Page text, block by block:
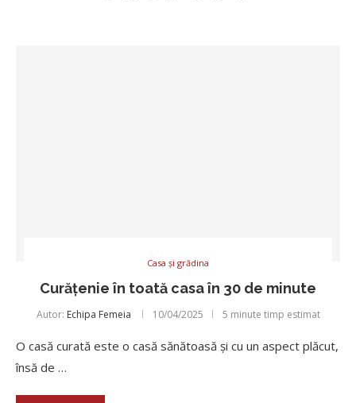
Casa și grădina
Curățenie în toată casa în 30 de minute
Autor: Echipa Femeia 10/04/2025 5 minute timp estimat
O casă curată este o casă sănătoasă și cu un aspect plăcut,
însă de …